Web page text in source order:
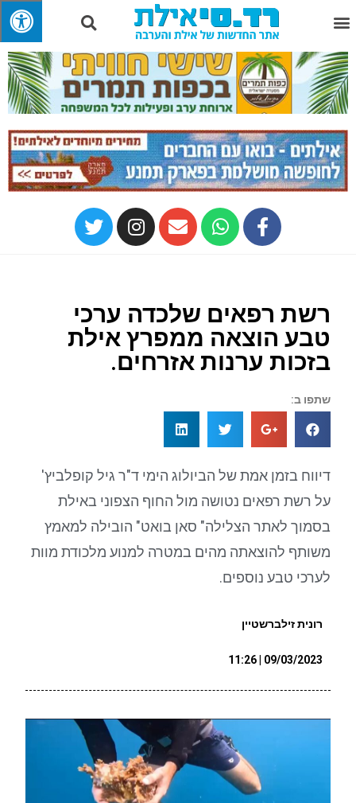
רשת רפאים שלכדה ערכי
טבע הוצאה ממפרץ אילת
בזכות ערנות אזרחים.
שתפו ב:
דיווח בזמן אמת של הביולוג הימי ד"ר גיל קופלביץ'
על רשת רפאים נטושה מול החוף הצפוני באילת
בסמוך לאתר הצלילה" סאן בואט" הובילה למאמץ
משותף להוצאתה מהים במטרה למנוע מלכודת מוות
לערכי טבע נוספים.
רונית זילברשטיין
09/03/2023 | 11:26